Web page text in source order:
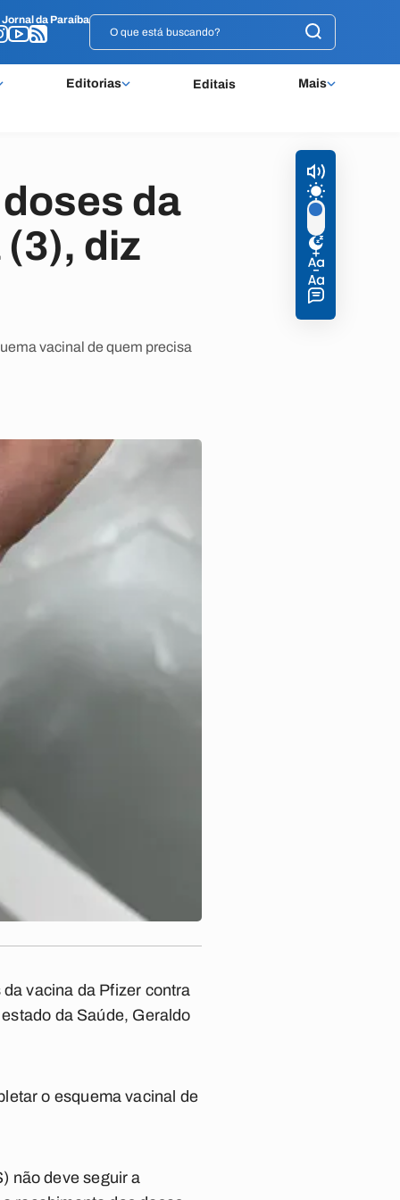
Jornal da Paraíba
Editorias Editais Mais
Jornal da Paraíba
da
diz
vacinal de quem precisa
vacina da Pfizer contra
da Saúde, Geraldo
o esquema vacinal de
não deve seguir a